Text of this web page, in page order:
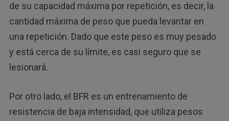
de su capacidad máxima por repetición, es decir, la
cantidad máxima de peso que pueda levantar en
una repetición. Dado que este peso es muy pesado
y está cerca de su límite, es casi seguro que se
lesionará.
Por otro lado, el BFR es un entrenamiento de
resistencia de baja intensidad, que utiliza pesos